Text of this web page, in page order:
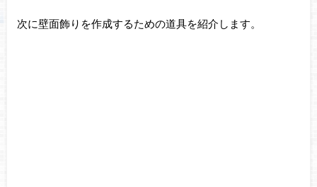
次に壁面飾りを作成するための道具を紹介します。